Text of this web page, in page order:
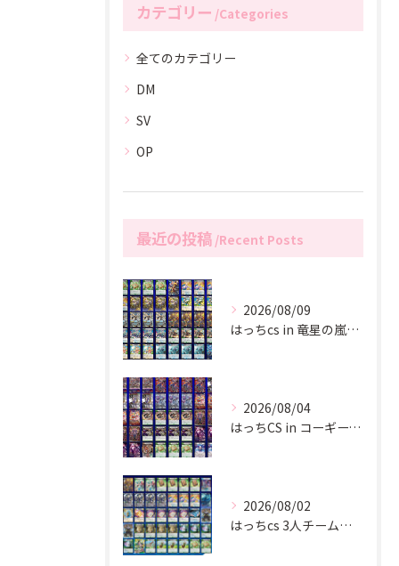
カテゴリー Categories
全てのカテゴリー
DM
SV
OP
最近の投稿 Recent Posts
2026/08/09
はっちcs in 竜星の嵐新宿店
2026/08/04
はっちCS in コーギーアール名古屋店
2026/08/02
はっちcs 3人チーム戦 in 板橋ハイライフプラザ